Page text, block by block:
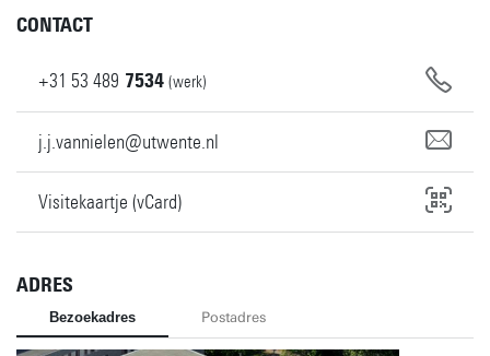
CONTACT
+31 53 489 7534 (werk)
j.j.vannielen@utwente.nl
Visitekaartje (vCard)
ADRES
Bezoekadres Postadres